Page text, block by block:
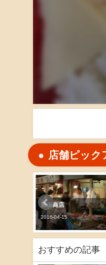
店舗ピック
米夢マイム
2016-04-15
おすすめの記事